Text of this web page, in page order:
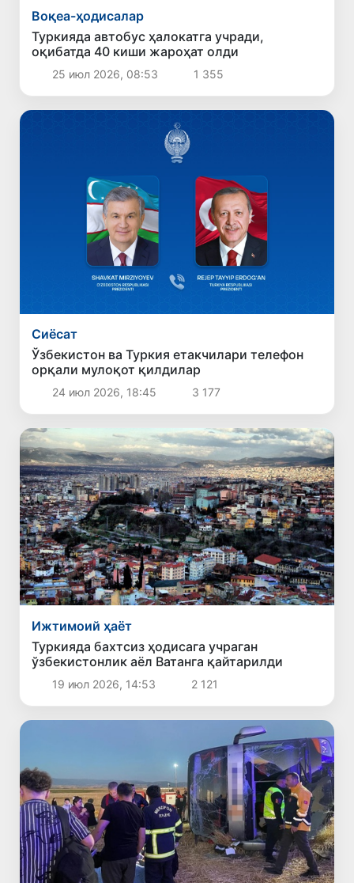
Воқеа-ҳодисалар
Туркияда автобус ҳалокатга учради,
оқибатда 40 киши жароҳат олди
25 июл 2026, 08:53 1 355
Сиёсат
Ўзбекистон ва Туркия етакчилари телефон
орқали мулоқот қилдилар
24 июл 2026, 18:45 3 177
Ижтимоий ҳаёт
Туркияда бахтсиз ҳодисага учраган
ўзбекистонлик аёл Ватанга қайтарилди
19 июл 2026, 14:53 2 121